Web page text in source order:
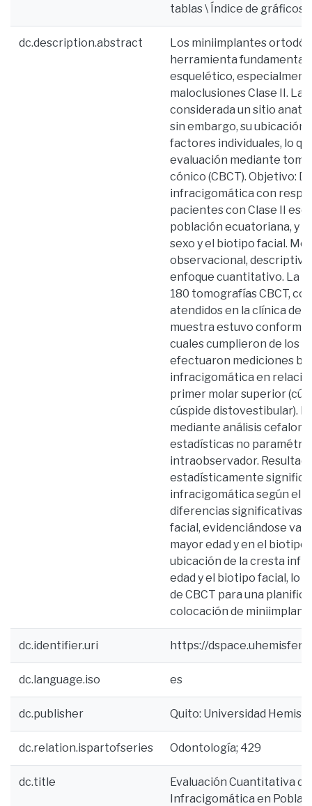
tablas \ Índice de gráficos
dc.description.abstract
Los miniimplantes
herramienta fundamental
esquelético,
maloclusiones Clase II. La
considerada un sitio
sin embargo, su
factores individuales, lo
evaluación mediante
cónico (CBCT). Objetivo:
infracigomática con
pacientes con Clase II
población ecuatoriana, y
sexo y el biotipo facial.
observacional,
enfoque cuantitativo. La
180 tomografías CBCT,
atendidos en la clínica de
muestra estuvo
cuales cumplieron de los
efectuaron mediciones
infracigomática en
primer molar superior
cúspide distovestibular).
mediante análisis
estadísticas no
intraobservador.
estadísticamente
infracigomática según el
diferencias significativas
facial, evidenciándose
mayor edad y en el biotipo
ubicación de la cresta
edad y el biotipo facial, lo
de CBCT para una
colocación de
dc.identifier.uri https://
dc.language.iso es
dc.publisher Quito: Universidad
dc.relation.ispartofseries Odontología; 429
dc.title
Evaluación Cuantitativa
Infracigomática en